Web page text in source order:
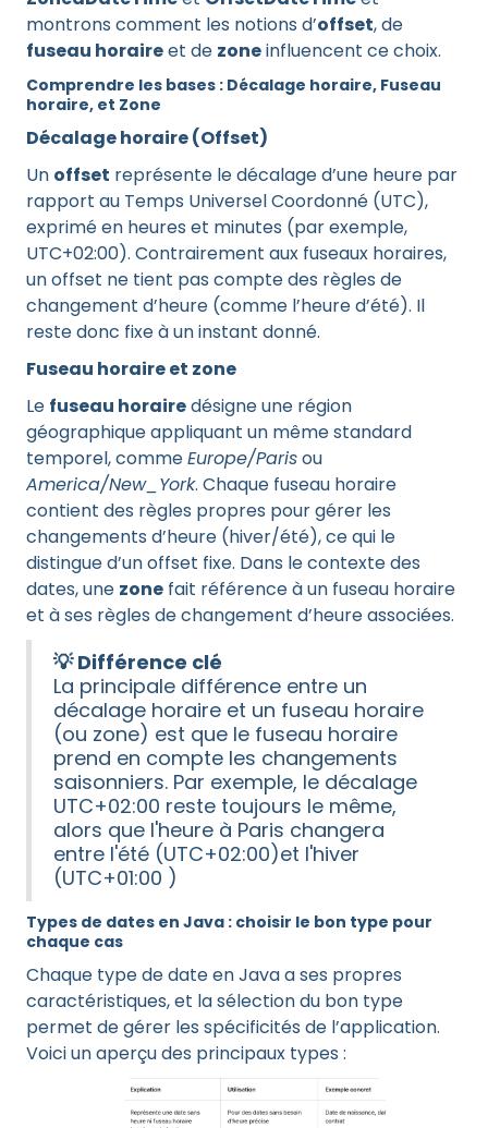
montrons comment les notions d’offset, de
fuseau horaireet de zoneinfluencent ce choix.
Comprendre les bases : Décalage horaire, Fuseau
horaire, et Zone
Décalage horaire (Offset)
Un offset représente le décalage d’une heure par
rapport au Temps Universel Coordonné (UTC),
exprimé en heures et minutes (par exemple,
UTC+02:00). Contrairement aux fuseaux horaires,
un offset ne tient pas compte des règles de
changement d’heure (comme l’heure d’été). Il
reste donc fixe à un instant donné.
Fuseau horaire et zone
Le fuseau horairedésigne une région
géographique appliquant un même standard
temporel, commeEurope/Parisou
America/New_York. Chaque fuseau horaire
contient des règles propres pour gérer les
changements d’heure (hiver/été), ce qui le
distingue d’un offset fixe. Dans le contexte des
dates, une zone fait référence à un fuseau horaire
et à ses règles de changement d’heure associées.
💡 Différence clé
La principale différence entre un
décalage horaire et un fuseau horaire
(ou zone) est que le fuseau horaire
prend en compte les changements
saisonniers. Par exemple, le décalage
UTC+02:00 reste toujours le même,
alors que l'heure à Paris changera
entre l'été (UTC+02:00)et l'hiver
(UTC+01:00 )
Types de dates en Java : choisir le bon type pour
chaque cas
Chaque type de date en Java a ses propres
caractéristiques, et la sélection du bon type
permet de gérer les spécificités de l’application.
Voici un aperçu des principaux types :